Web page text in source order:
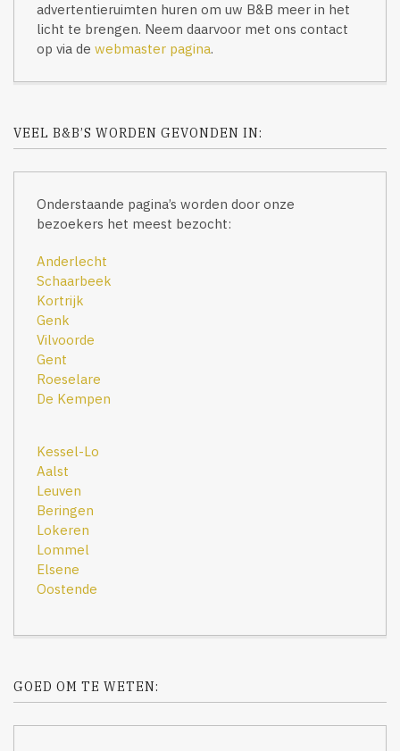
advertentieruimten huren om uw B&B meer in het
licht te brengen. Neem daarvoor met ons contact
op via de webmaster pagina.
VEEL B&B’S WORDEN GEVONDEN IN:
Onderstaande pagina’s worden door onze
bezoekers het meest bezocht:
Anderlecht
Schaarbeek
Kortrijk
Genk
Vilvoorde
Gent
Roeselare
De Kempen
Kessel-Lo
Aalst
Leuven
Beringen
Lokeren
Lommel
Elsene
Oostende
GOED OM TE WETEN: